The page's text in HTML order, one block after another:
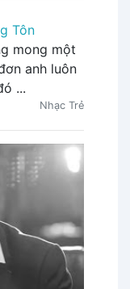
Tôn
mong một
anh luôn
...
Nhạc Trẻ